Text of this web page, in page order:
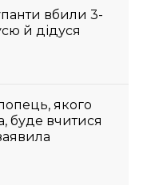
вбили 3-
й дідуся
якого
буде вчитися